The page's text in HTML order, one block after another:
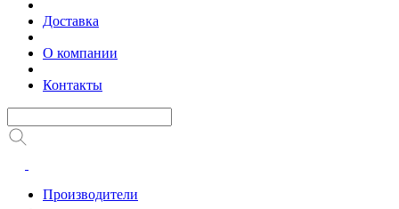
Доставка
О компании
Контакты
Производители